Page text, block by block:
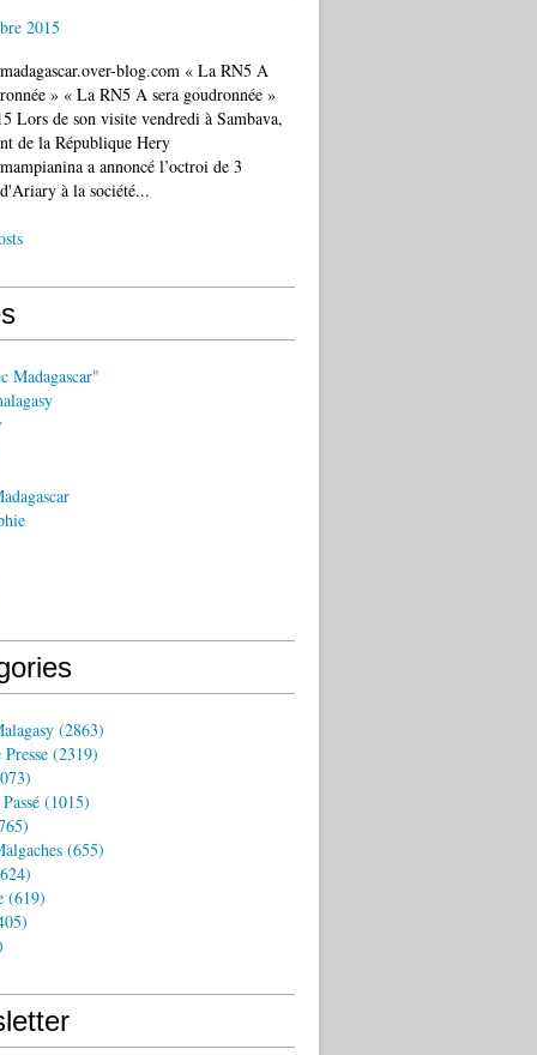
2015
blog.com « La RN5 A
» « La RN5 A sera goudronnée »
Lors de son visite vendredi à Sambava,
de la République Hery
a annoncé l’octroi de 3
à la société...
Madagascar"
(2863)
(2319)
(1015)
(655)
(619)